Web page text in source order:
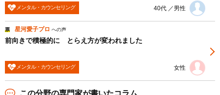
メンタル・カウンセリング 40代 ／男性
票 星河愛子プロ への声
前向きで積極的に とらえ方が変われました
メンタル・カウンセリング 女性
この分野の専門家が書いたコラム